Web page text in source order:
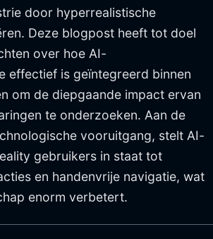
door hyperrealistische
Deze blogpost heeft tot doel
over hoe AI-
effectief is geïntegreerd binnen
om de diepgaande impact ervan
te onderzoeken. Aan de
vooruitgang, stelt AI-
gebruikers in staat tot
en handenvrije navigatie, wat
enorm verbetert.